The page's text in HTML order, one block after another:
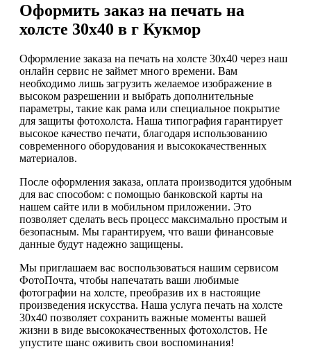
Оформить заказ на печать на
холсте 30х40 в г Кукмор
Оформление заказа на печать на холсте 30х40 через наш
онлайн сервис не займет много времени. Вам
необходимо лишь загрузить желаемое изображение в
высоком разрешении и выбрать дополнительные
параметры, такие как рама или специальное покрытие
для защиты фотохолста. Наша типография гарантирует
высокое качество печати, благодаря использованию
современного оборудования и высококачественных
материалов.
После оформления заказа, оплата производится удобным
для вас способом: с помощью банковской карты на
нашем сайте или в мобильном приложении. Это
позволяет сделать весь процесс максимально простым и
безопасным. Мы гарантируем, что ваши финансовые
данные будут надежно защищены.
Мы приглашаем вас воспользоваться нашим сервисом
ФотоПочта, чтобы напечатать ваши любимые
фотографии на холсте, преобразив их в настоящие
произведения искусства. Наша услуга печать на холсте
30х40 позволяет сохранить важные моменты вашей
жизни в виде высококачественных фотохолстов. Не
упустите шанс оживить свои воспоминания!